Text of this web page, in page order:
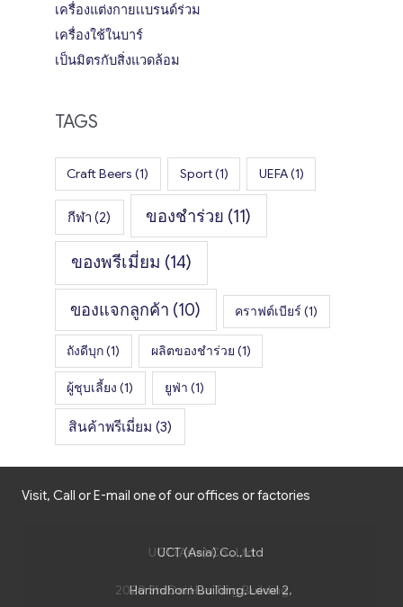
เครื่องแต่งกายเเบรนด์ร่วม
เครื่องใช้ในบาร์
เป็นมิตรกับสิ่งแวดล้อม
TAGS
Craft Beers (1) Sport(1) UEFA(1)
กีฬา (2) ของชำร่วย (11)
ของพรีเมี่ยม (14)
ของแจกลูกค้า (10) คราฟต์เบียร์ (1)
ถังดีบุก(1) ผลิตของชำร่วย (1)
ผู้ชุบเลี้ยง (1) ยูฟ่า (1)
สินค้าพรีเมี่ยม (3)
Visit, Call or E-mail one of our offices or factories
UCT (Asia) Co., Ltd
Harindhorn Building, Level 2,
UCT (Asia) Co., Ltd
2020 Shi Dai Hua Ting Building